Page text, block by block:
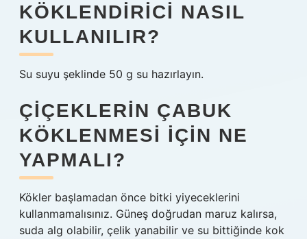
KÖKLENDIRICI NASIL
KULLANILIR?
Su suyu şeklinde 50 g su hazırlayın.
ÇIÇEKLERIN ÇABUK
KÖKLENMESI IÇIN NE
YAPMALI?
Kökler başlamadan önce bitki yiyeceklerini
kullanmamalısınız. Güneş doğrudan maruz kalırsa,
suda alg olabilir, çelik yanabilir ve su bittiğinde kok